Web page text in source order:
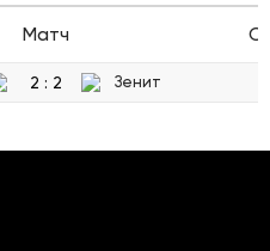
Матч
2 : 2 Зенит